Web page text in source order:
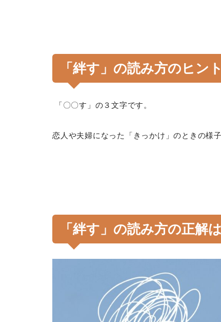
「絆す」の読み方のヒン
「〇〇す」の３文字です。
恋人や夫婦になった「きっかけ」のときの様子
「絆す」の読み方の正解